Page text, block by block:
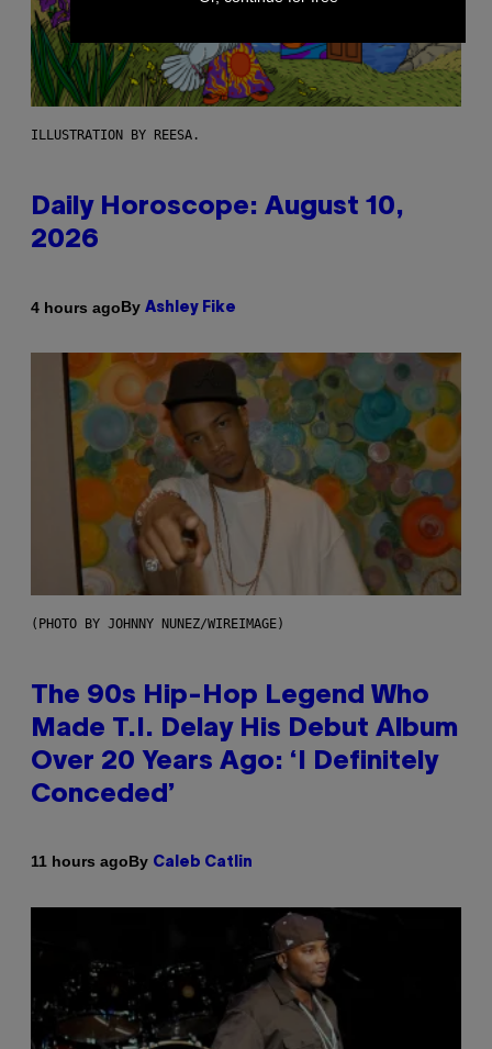
ILLUSTRATION BY REESA.
Daily Horoscope: August 10,
2026
4 hours agoBy Ashley Fike
(PHOTO BY JOHNNY NUNEZ/WIREIMAGE)
The 90s Hip-Hop Legend Who
Made T.I. Delay His Debut Album
Over 20 Years Ago: ‘I Definitely
Conceded’
11 hours agoBy Caleb Catlin